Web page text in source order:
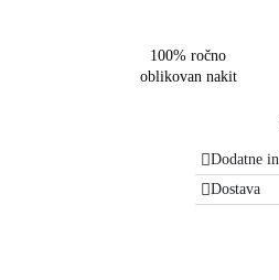
100% ročno
oblikovan nakit
Dodatne
Dostava